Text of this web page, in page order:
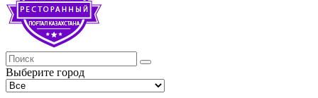
Выберите город